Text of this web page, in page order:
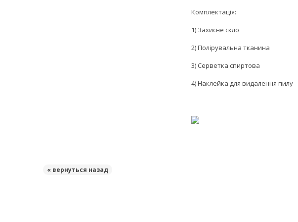
Комплектація:
1) Захисне скло
2) Полірувальна тканина
3) Серветка спиртова
4) Наклейка для видалення пилу
« вернуться назад